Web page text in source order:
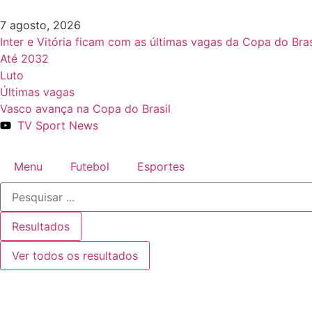
7 agosto, 2026
Inter e Vitória ficam com as últimas vagas da Copa do
Até 2032
Luto
Últimas vagas
Vasco avança na Copa do Brasil
TV Sport News
Menu Futebol Esportes
Resultados
Ver todos os resultados